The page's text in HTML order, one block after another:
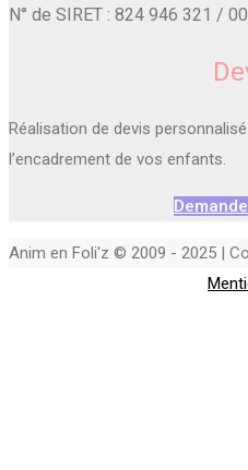
N° de SIRET : 824 946 321 /
Réalisation de devis
l’encadrement de vos enfants.
Anim en Foli'z © 2009 - 2025 |